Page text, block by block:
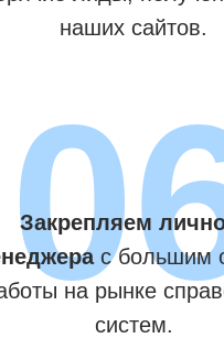
наших сайтов.
Закрепляем
с большим
на рынке
систем.